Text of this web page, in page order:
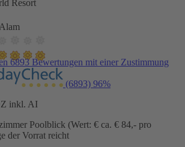
Resort
6893 Bewertungen mit einer Zustimmung
(6893) 96%
inkl. AI
Poolblick (Wert: € ca. € 84,- pro
der Vorrat reicht